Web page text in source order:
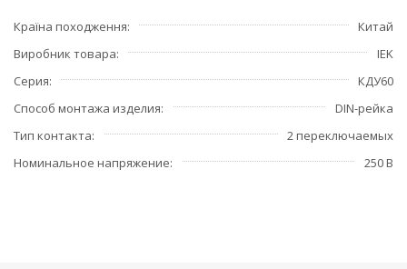
Країна походження
Китай
Виробник товара
IEK
Серия
КДУ60
Способ монтажа изделия
DIN-рейка
Тип контакта
2 переключаемых
Номинальное напряжение
250 В